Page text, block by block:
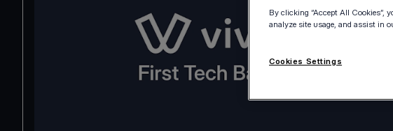
By clicking “Accept All Cookies”,
analyze site usage, and assist in
Cookies Settings